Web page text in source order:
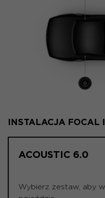
INSTALACJA FOCAL
ACOUSTIC 6.0
Wybierz zestaw, aby